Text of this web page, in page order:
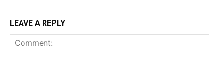
LEAVE A REPLY